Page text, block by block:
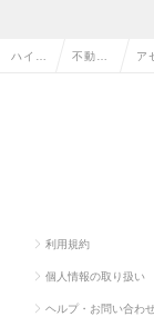
ハイク 不動産 ア
利用規約
個人情報の取り扱い
ヘルプ・お問い合わ